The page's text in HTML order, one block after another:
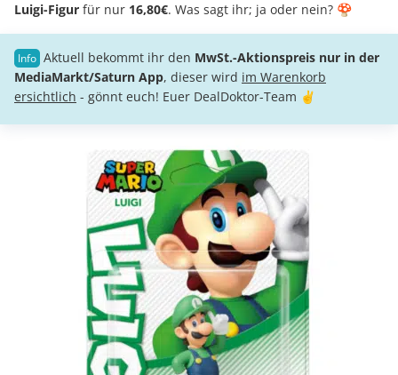
Luigi-Figur für nur 16,80€. Was sagt ihr; ja oder nein? 🍄
Aktuell bekommt ihr den MwSt.-Aktionspreis nur in der
MediaMarkt/Saturn App, dieser wird im Warenkorb
ersichtlich - gönnt euch! Euer DealDoktor-Team ✌️